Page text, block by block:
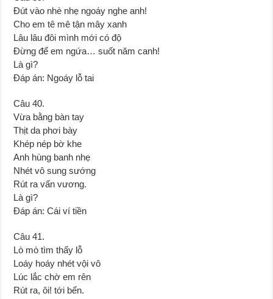
Đút vào nhè nhẹ ngoáy nghe anh!
Cho em tê mê tận mây xanh
Lâu lâu đôi mình mới có độ
Đừng để em ngứa… suốt năm canh!
Là gì?
Đáp án: Ngoáy lỗ tai
Câu 40.
Vừa bằng bàn tay
Thịt da phơi bày
Khép nép bờ khe
Anh hùng banh nhẹ
Nhét vô sung sướng
Rút ra vấn vương.
Là gì?
Đáp án: Cái ví tiền
Câu 41.
Lò mò tìm thấy lỗ
Loáy hoáy nhét vội vô
Lúc lắc chờ em rên
Rút ra, ôi! tới bến.